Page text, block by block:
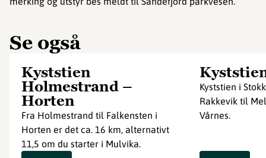
Se også
Kyststien
Holmestrand –
Horten
Fra Holmestrand til Falkensten i
Horten er det ca. 16 km, alternativt
11,5 om du starter i Mulvika.
Kyststien i
Rakkevik til
Vårnes.